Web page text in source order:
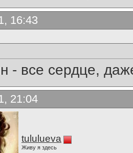
16:43
- все сердце,
21:04
tululueva
Живу я здесь